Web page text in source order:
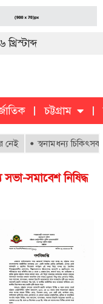
চট্টগ্রাম
চট্টগ্রাম
স্বনামধন্য
সমাবেশ নিষিদ্ধ